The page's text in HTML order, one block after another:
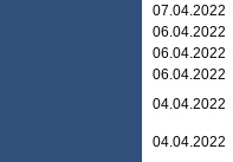
07.04.2022
06.04.2022
06.04.2022
06.04.2022
04.04.2022
04.04.2022